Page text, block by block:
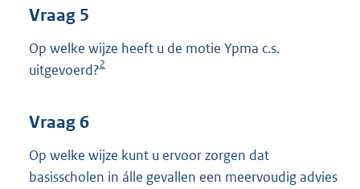
Vraag 5
Op welke wijze heeft u de motie Ypma c.s.
uitgevoerd?2
Vraag 6
Op welke wijze kunt u ervoor zorgen dat
basisscholen in álle gevallen een meervoudig advies